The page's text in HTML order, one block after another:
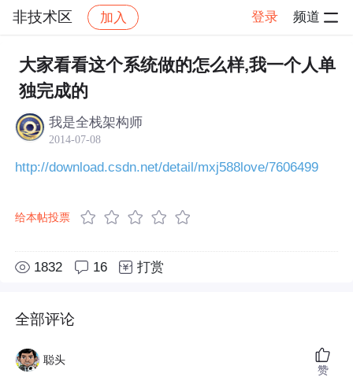
非技术区 加入 登录 频道
社区 非技术区 帖子详情
大家看看这个系统做的怎么样,我一个人单
独完成的
我是全栈架构师
2014-07-08
http://download.csdn.net/detail/mxj588love/7606499
给本帖投票
1832 16 打赏
全部评论
聪头
赞